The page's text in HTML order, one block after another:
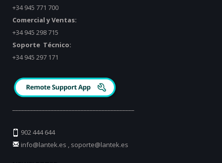
+34 945 771 700
Comercial y Ventas:
+34 945 298 715
Soporte Técnico:
+34 945 297 171
902 444 644
info@lantek.es , soporte@lantek.es